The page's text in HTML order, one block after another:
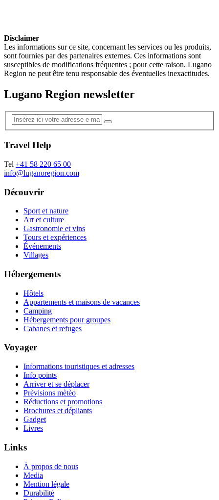
Disclaimer
Les informations sur ce site, concernant les services ou les produits,
sont fournies par des partenaires externes. Ces informations sont
susceptibles de modifications fréquentes ; pour cette raison, Lugano
Region ne peut être tenu responsable des éventuelles inexactitudes.
Lugano Region newsletter
Travel Help
Tel +41 58 220 65 00
info@luganoregion.com
Découvrir
Sport et nature
Art et culture
Gastronomie et vins
Tours et expériences
Événements
Villages
Hébergements
Hôtels
Appartements et maisons de vacances
Camping
Hébergements pour groupes
Cabanes et refuges
Voyager
Informations touristiques et adresses
Info points
Arriver et se déplacer
Prèvisions mètèo
Réductions et promotions
Brochures et dépliants
Gadget
Livres
Links
À propos de nous
Media
Mention légale
Durabilité